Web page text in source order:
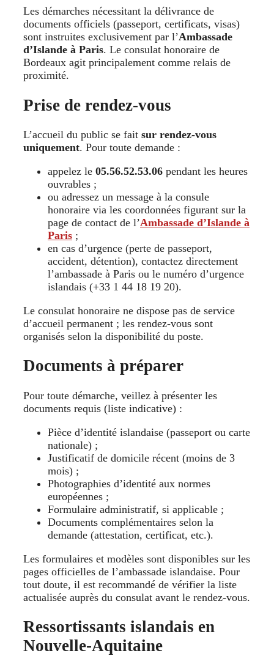
Les démarches nécessitant la délivrance de
documents officiels (passeport, certificats, visas)
sont instruites exclusivement par l’Ambassade
d’Islande à Paris. Le consulat honoraire de
Bordeaux agit principalement comme relais de
proximité.
Prise de rendez-vous
L’accueil du public se fait sur rendez-vous
uniquement. Pour toute demande :
appelez le 05.56.52.53.06 pendant les heures
ouvrables ;
ou adressez un message à la consule
honoraire via les coordonnées figurant sur la
page de contact de l’Ambassade d’Islande à
Paris ;
en cas d’urgence (perte de passeport,
accident, détention), contactez directement
l’ambassade à Paris ou le numéro d’urgence
islandais (+33 1 44 18 19 20).
Le consulat honoraire ne dispose pas de service
d’accueil permanent ; les rendez-vous sont
organisés selon la disponibilité du poste.
Documents à préparer
Pour toute démarche, veillez à présenter les
documents requis (liste indicative) :
Pièce d’identité islandaise (passeport ou carte
nationale) ;
Justificatif de domicile récent (moins de 3
mois) ;
Photographies d’identité aux normes
européennes ;
Formulaire administratif, si applicable ;
Documents complémentaires selon la
demande (attestation, certificat, etc.).
Les formulaires et modèles sont disponibles sur les
pages officielles de l’ambassade islandaise. Pour
tout doute, il est recommandé de vérifier la liste
actualisée auprès du consulat avant le rendez-vous.
Ressortissants islandais en
Nouvelle-Aquitaine